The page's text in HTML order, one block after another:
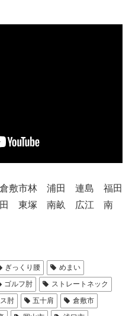
敷市林 浦田 連島 福田
田 東塚 南畝 広江 南
ぎっくり腰
めまい
ゴルフ肘
ストレートネック
肘 五十肩
倉敷市